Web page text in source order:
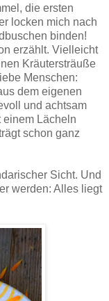
die ersten
locken mich nach
binden!
erzählt. Vielleicht
Kräutersträuße
Menschen:
dem eigenen
und achtsam
einem Lächeln
schon ganz
Sicht. Und
werden: Alles liegt